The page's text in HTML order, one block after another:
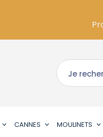
CANNES MOULINETS